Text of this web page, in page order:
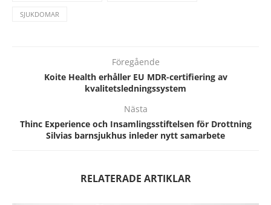
SJUKDOMAR
Föregående
Koite Health erhåller EU MDR-certifiering av
kvalitetsledningssystem
Nästa
Thinc Experience och Insamlingsstiftelsen för Drottning
Silvias barnsjukhus inleder nytt samarbete
RELATERADE ARTIKLAR